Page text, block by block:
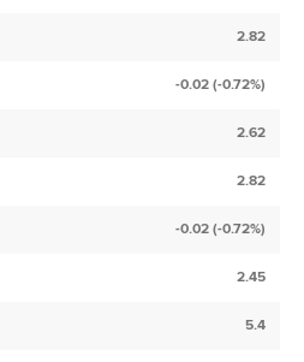
2.82
-0.02 (-0.72%)
2.62
2.82
-0.02 (-0.72%)
2.45
5.4